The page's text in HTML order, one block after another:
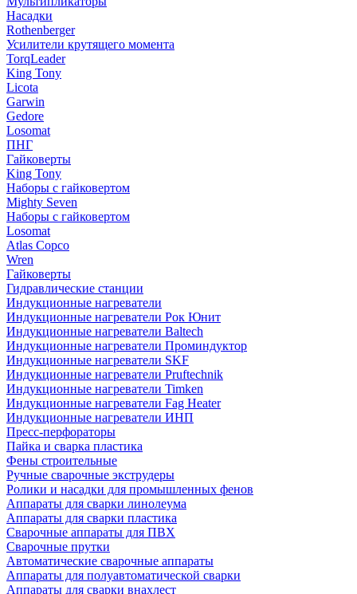
Насадки
Rothenberger
Усилители крутящего момента
TorqLeader
King Tony
Licota
Garwin
Gedore
Losomat
ПНГ
Гайковерты
King Tony
Наборы с гайковертом
Mighty Seven
Наборы с гайковертом
Losomat
Atlas Copco
Wren
Гайковерты
Гидравлические станции
Индукционные нагреватели
Индукционные нагреватели Рок Юнит
Индукционные нагреватели Baltech
Индукционные нагреватели Проминдуктор
Индукционные нагреватели SKF
Индукционные нагреватели Pruftechnik
Индукционные нагреватели Timken
Индукционные нагреватели Fag Heater
Индукционные нагреватели ИНП
Пресс-перфораторы
Пайка и сварка пластика
Фены строительные
Ручные сварочные экструдеры
Ролики и насадки для промышленных фенов
Аппараты для сварки линолеума
Аппараты для сварки пластика
Сварочные аппараты для ПВХ
Сварочные прутки
Автоматические сварочные аппараты
Аппараты для полуавтоматической сварки
Аппараты для сварки внахлест